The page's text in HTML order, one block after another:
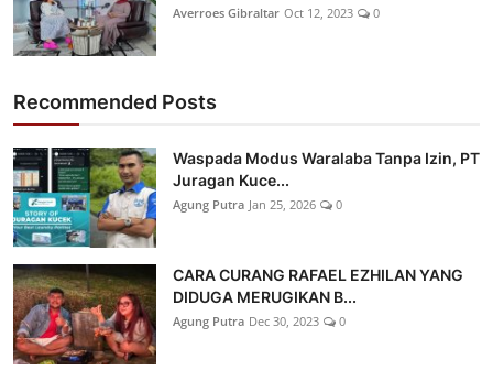
Averroes Gibraltar Oct 12, 2023 0
Recommended Posts
Waspada Modus Waralaba Tanpa Izin, PT
Juragan Kuce...
Agung Putra Jan 25, 2026 0
CARA CURANG RAFAEL EZHILAN YANG
DIDUGA MERUGIKAN B...
Agung Putra Dec 30, 2023 0